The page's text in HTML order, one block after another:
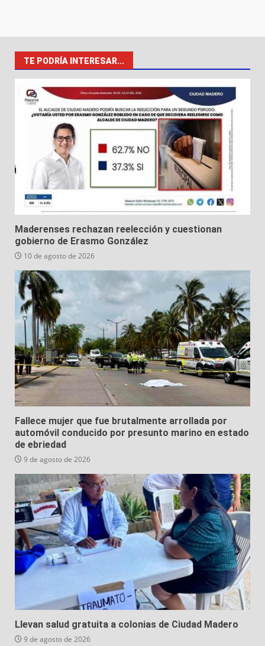
TE PODRÍA INTERESAR...
Maderenses rechazan reelección y cuestionan
gobierno de Erasmo González
10 de agosto de 2026
Fallece mujer que fue brutalmente arrollada por
automóvil conducido por presunto marino en estado
de ebriedad
9 de agosto de 2026
Llevan salud gratuita a colonias de Ciudad Madero
9 de agosto de 2026